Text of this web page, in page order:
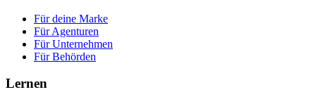
Für deine Marke
Für Agenturen
Für Unternehmen
Für Behörden
Lernen